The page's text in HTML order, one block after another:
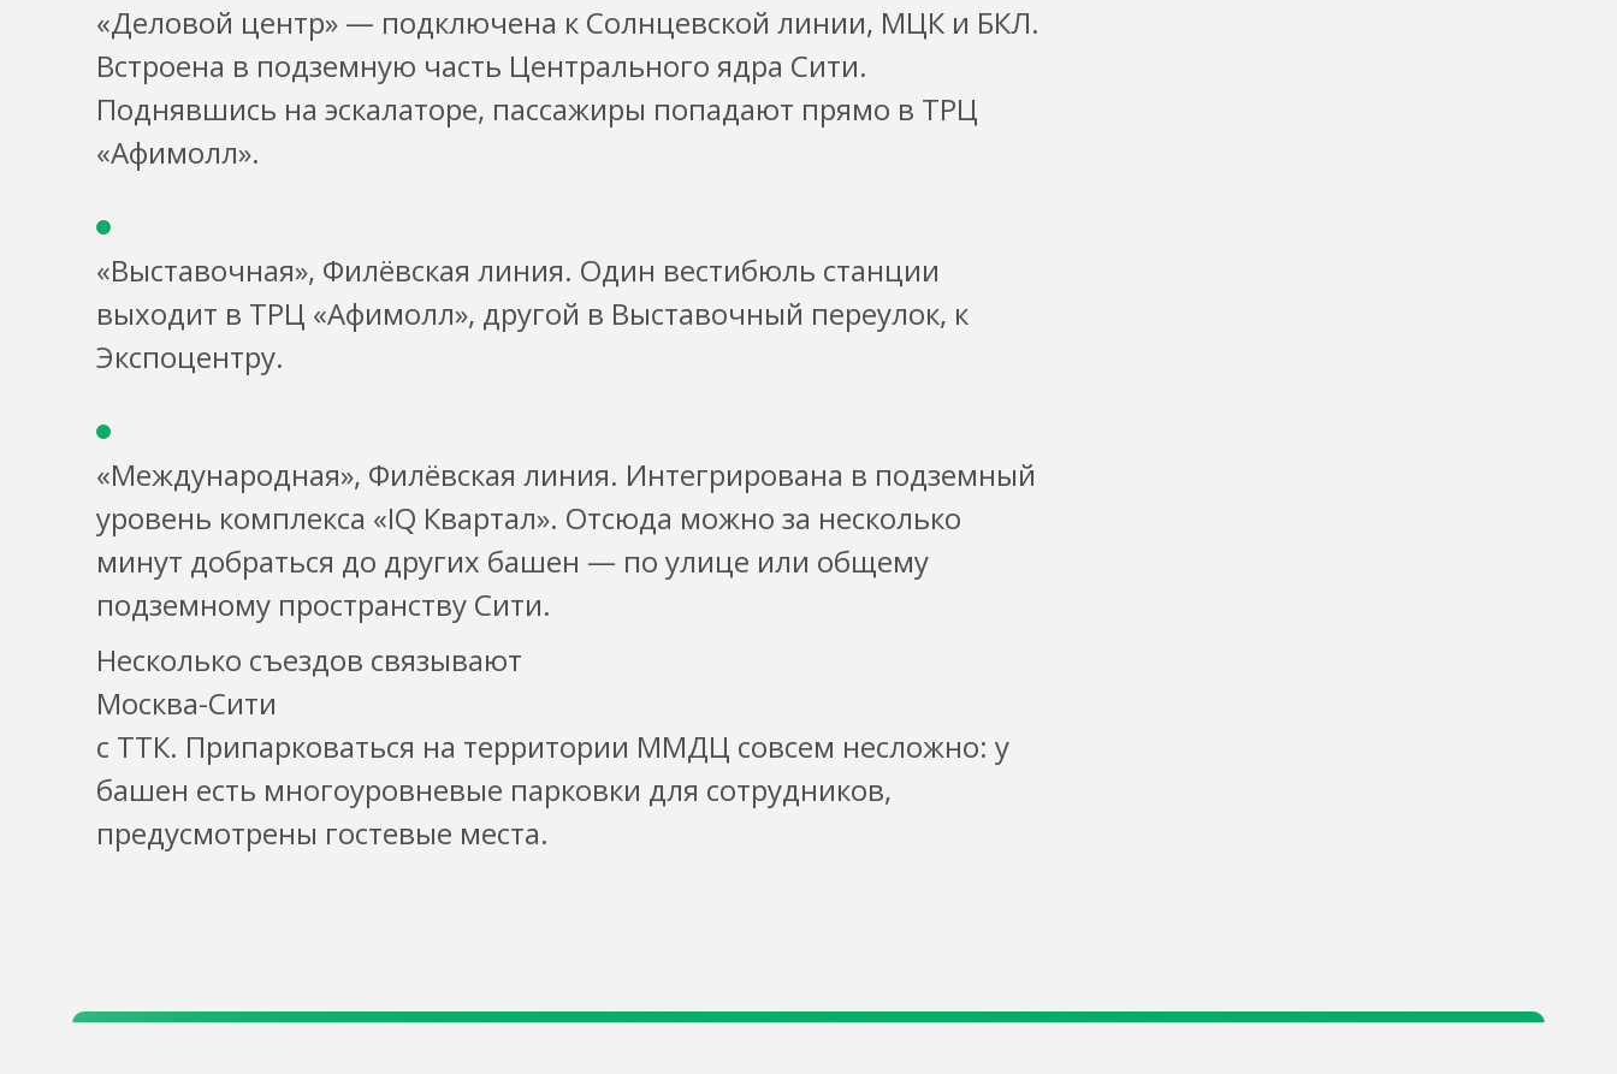
«Деловой центр» — подключена к Солнцевской линии, МЦК и БКЛ.
Встроена в подземную часть Центрального ядра Сити.
Поднявшись на эскалаторе, пассажиры попадают прямо в ТРЦ
«Афимолл».
«Выставочная», Филёвская линия. Один вестибюль станции
выходит в ТРЦ «Афимолл», другой в Выставочный переулок, к
Экспоцентру.
«Международная», Филёвская линия. Интегрирована в подземный
уровень комплекса «IQ Квартал». Отсюда можно за несколько
минут добраться до других башен — по улице или общему
подземному пространству Сити.
Несколько съездов связывают
Москва-Сити
с ТТК. Припарковаться на территории ММДЦ совсем несложно: у
башен есть многоуровневые парковки для сотрудников,
предусмотрены гостевые места.